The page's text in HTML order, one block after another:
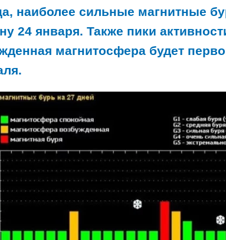
наиболее сильные магнитные
24 января. Также пики
магнитосфера будет